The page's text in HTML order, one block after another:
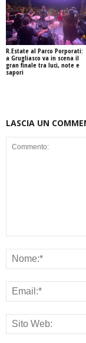
R.Estate al Parco Porporati:
a Grugliasco va in scena il
gran finale tra luci, note e
sapori
LASCIA UN